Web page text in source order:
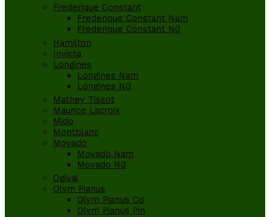
Frederique Constant
Frederique Constant Nam
Frederique Constant Nữ
Hamilton
Invicta
Longines
Longines Nam
Longines Nữ
Mathey Tissot
Maurice Lacroix
Mido
Montblanc
Movado
Movado Nam
Movado Nữ
Ogival
Olym Pianus
Olym Pianus Cơ
Olym Pianus Pin